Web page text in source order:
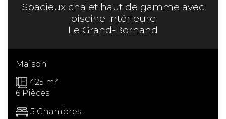
Spacieux chalet haut de gamme avec
piscine intérieure
Le Grand-Bornand
Maison
425 m²
6 Pièces
5 Chambres